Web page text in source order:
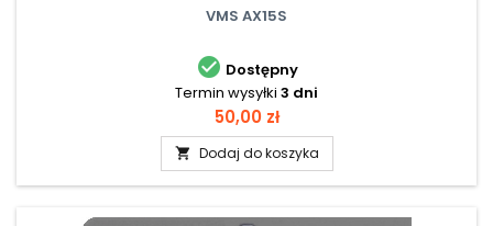
VMS AX15S
 Dostępny
Termin wysyłki 3 dni
Cena
50,00 zł
 Dodaj do koszyka